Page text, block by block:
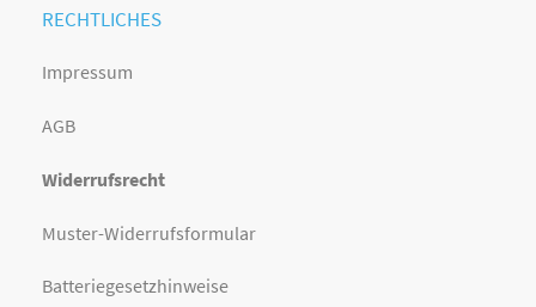
RECHTLICHES
Impressum
AGB
Widerrufsrecht
Muster-Widerrufsformular
Batteriegesetzhinweise